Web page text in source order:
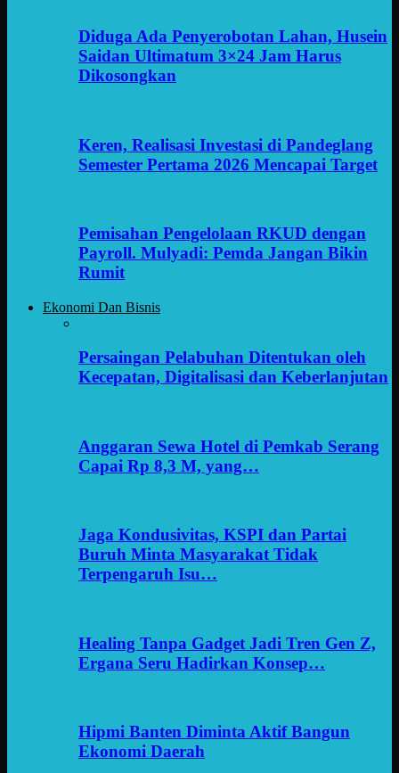
Diduga Ada Penyerobotan Lahan, Husein
Saidan Ultimatum 3×24 Jam Harus
Dikosongkan
Keren, Realisasi Investasi di Pandeglang
Semester Pertama 2026 Mencapai Target
Pemisahan Pengelolaan RKUD dengan
Payroll. Mulyadi: Pemda Jangan Bikin
Rumit
Ekonomi Dan Bisnis
Persaingan Pelabuhan Ditentukan oleh
Kecepatan, Digitalisasi dan Keberlanjutan
Anggaran Sewa Hotel di Pemkab Serang
Capai Rp 8,3 M, yang…
Jaga Kondusivitas, KSPI dan Partai
Buruh Minta Masyarakat Tidak
Terpengaruh Isu…
Healing Tanpa Gadget Jadi Tren Gen Z,
Ergana Seru Hadirkan Konsep…
Hipmi Banten Diminta Aktif Bangun
Ekonomi Daerah